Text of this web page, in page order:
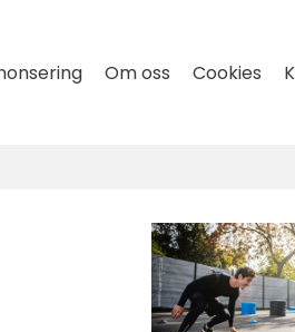
Om oss Cookies